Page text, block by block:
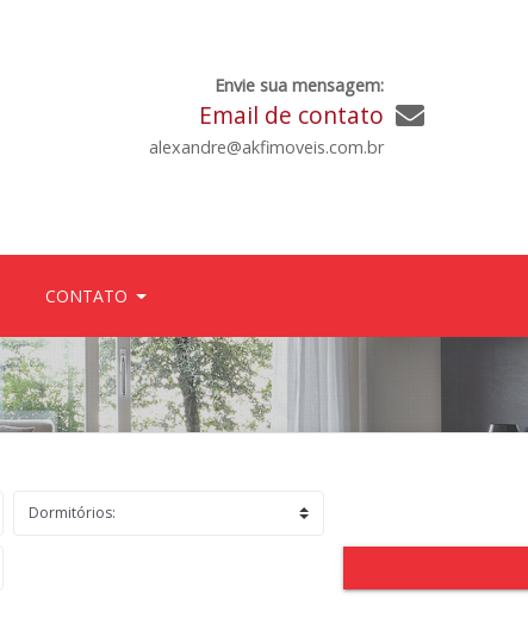
Envie sua mensagem:
Email de contato
alexandre@akfimoveis.com.br
CONTATO